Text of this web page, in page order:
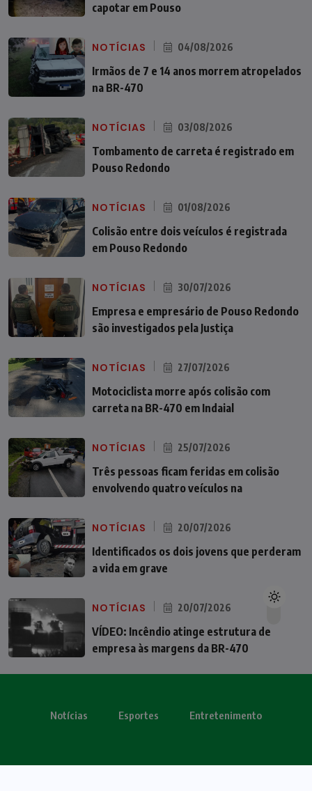
capotar em Pouso
NOTÍCIAS 04/08/2026
Irmãos de 7 e 14 anos morrem atropelados
na BR-470
NOTÍCIAS 03/08/2026
Tombamento de carreta é registrado em
Pouso Redondo
NOTÍCIAS 01/08/2026
Colisão entre dois veículos é registrada
em Pouso Redondo
NOTÍCIAS 30/07/2026
Empresa e empresário de Pouso Redondo
são investigados pela Justiça
NOTÍCIAS 27/07/2026
Motociclista morre após colisão com
carreta na BR-470 em Indaial
NOTÍCIAS 25/07/2026
Três pessoas ficam feridas em colisão
envolvendo quatro veículos na
NOTÍCIAS 20/07/2026
Identificados os dois jovens que perderam
a vida em grave
NOTÍCIAS 20/07/2026
VÍDEO: Incêndio atinge estrutura de
empresa às margens da BR-470
Notícias Esportes Entretenimento